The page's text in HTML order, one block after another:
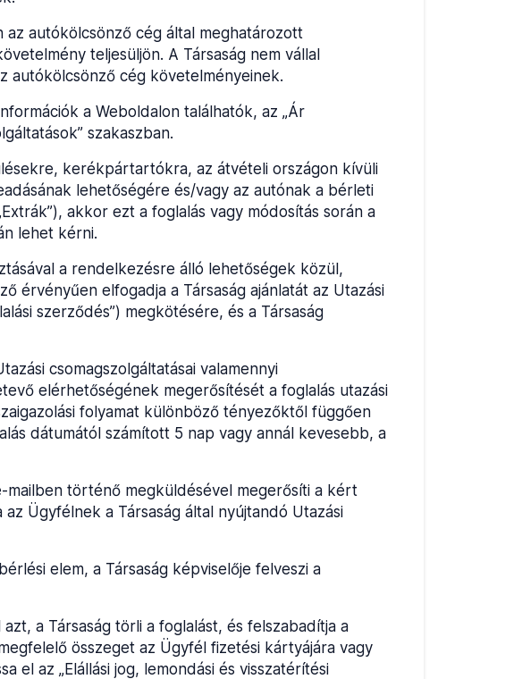
autókölcsönző cég által meghatározott
teljesüljön. A Társaság nem vállal
autókölcsönző cég követelményeinek.
a Weboldalon találhatók, az „Ár
szakaszban.
kerékpártartókra, az átvételi országon kívüli
lehetőségére és/vagy az autónak a bérleti
akkor ezt a foglalás vagy módosítás során a
lehet kérni.
a rendelkezésre álló lehetőségek közül,
érvényűen elfogadja a Társaság ajánlatát az Utazási
szerződés”) megkötésére, és a Társaság
csomagszolgáltatásai valamennyi
elérhetőségének megerősítését a foglalás utazási
folyamat különböző tényezőktől függően
dátumától számított 5 nap vagy annál kevesebb, a
mailben történő megküldésével megerősíti a kért
Ügyfélnek a Társaság által nyújtandó Utazási
elem, a Társaság képviselője felveszi a
a Társaság törli a foglalást, és felszabadítja a
összeget az Ügyfél fizetési kártyájára vagy
el az „Elállási jog, lemondási és visszatérítési